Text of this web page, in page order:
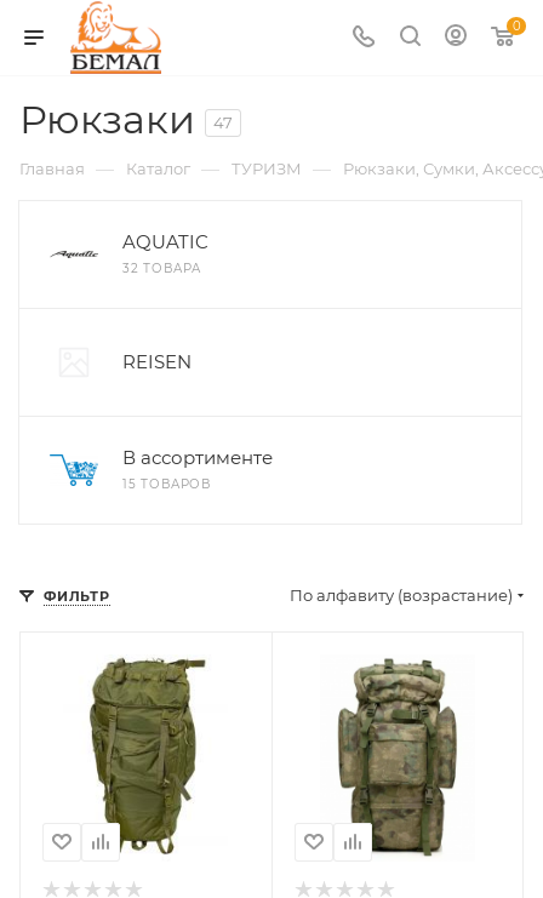
0
Рюкзаки 47
Главная — Каталог — ТУРИЗМ — Рюкзаки, Сумки,
AQUATIC
32 ТОВАРА
REISEN
В ассортименте
15 ТОВАРОВ
ФИЛЬТР По алфавиту (возрастание)